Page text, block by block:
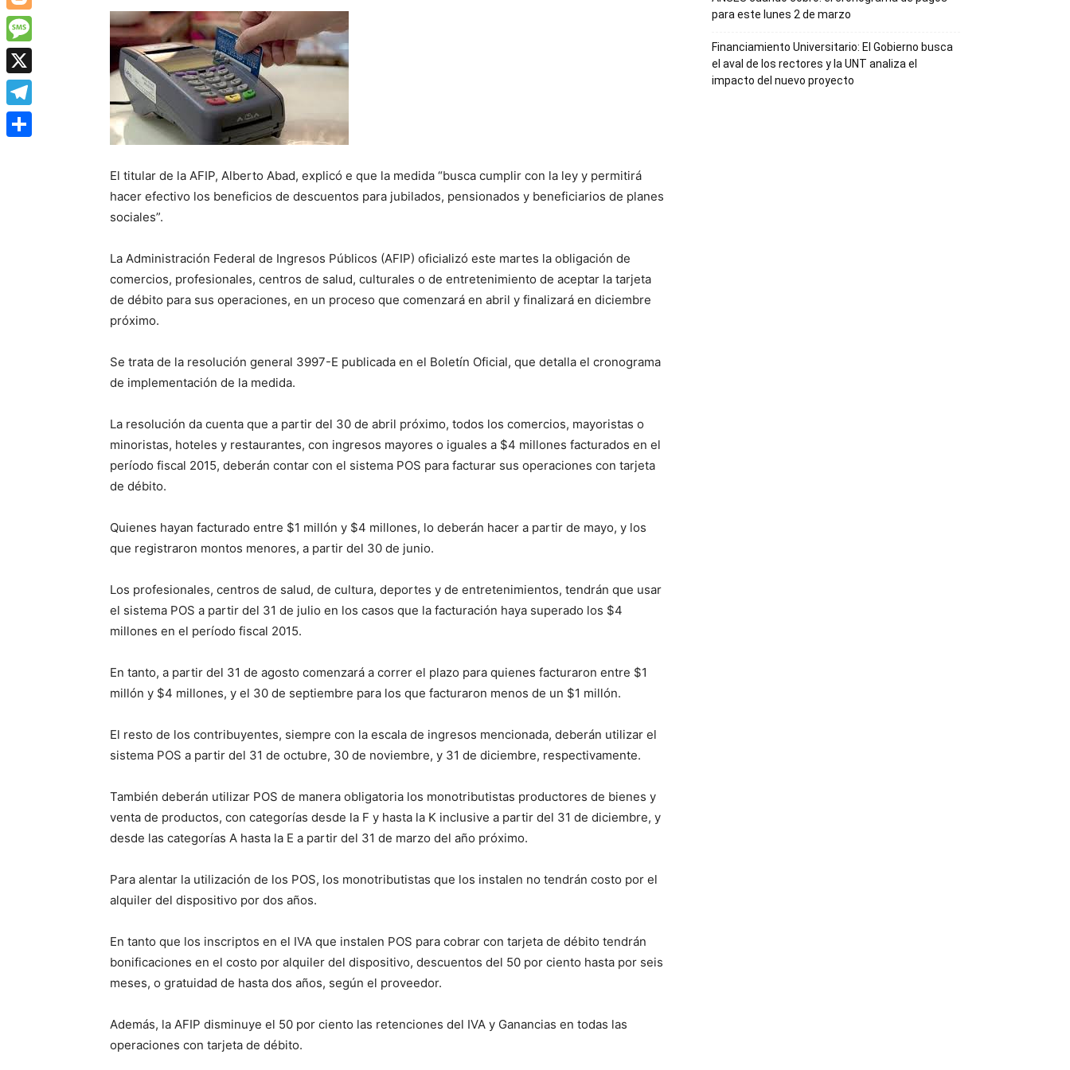
El titular de la AFIP, Alberto Abad, explicó e que la medida “busca cumplir con la ley y permitirá
hacer efectivo los beneficios de descuentos para jubilados, pensionados y beneficiarios de planes
sociales”.
La Administración Federal de Ingresos Públicos (AFIP) oficializó este martes la obligación de
comercios, profesionales, centros de salud, culturales o de entretenimiento de aceptar la tarjeta
de débito para sus operaciones, en un proceso que comenzará en abril y finalizará en diciembre
próximo.
Se trata de la resolución general 3997-E publicada en el Boletín Oficial, que detalla el cronograma
de implementación de la medida.
La resolución da cuenta que a partir del 30 de abril próximo, todos los comercios, mayoristas o
minoristas, hoteles y restaurantes, con ingresos mayores o iguales a $4 millones facturados en el
período fiscal 2015, deberán contar con el sistema POS para facturar sus operaciones con tarjeta
de débito.
Quienes hayan facturado entre $1 millón y $4 millones, lo deberán hacer a partir de mayo, y los
que registraron montos menores, a partir del 30 de junio.
Los profesionales, centros de salud, de cultura, deportes y de entretenimientos, tendrán que usar
el sistema POS a partir del 31 de julio en los casos que la facturación haya superado los $4
millones en el período fiscal 2015.
En tanto, a partir del 31 de agosto comenzará a correr el plazo para quienes facturaron entre $1
millón y $4 millones, y el 30 de septiembre para los que facturaron menos de un $1 millón.
El resto de los contribuyentes, siempre con la escala de ingresos mencionada, deberán utilizar el
sistema POS a partir del 31 de octubre, 30 de noviembre, y 31 de diciembre, respectivamente.
También deberán utilizar POS de manera obligatoria los monotributistas productores de bienes y
venta de productos, con categorías desde la F y hasta la K inclusive a partir del 31 de diciembre, y
desde las categorías A hasta la E a partir del 31 de marzo del año próximo.
Para alentar la utilización de los POS, los monotributistas que los instalen no tendrán costo por el
alquiler del dispositivo por dos años.
En tanto que los inscriptos en el IVA que instalen POS para cobrar con tarjeta de débito tendrán
bonificaciones en el costo por alquiler del dispositivo, descuentos del 50 por ciento hasta por seis
meses, o gratuidad de hasta dos años, según el proveedor.
Además, la AFIP disminuye el 50 por ciento las retenciones del IVA y Ganancias en todas las
operaciones con tarjeta de débito.
para este lunes 2 de marzo
Financiamiento Universitario: El Gobierno busca
el aval de los rectores y la UNT analiza el
impacto del nuevo proyecto
Blogger
Message
X
Telegram